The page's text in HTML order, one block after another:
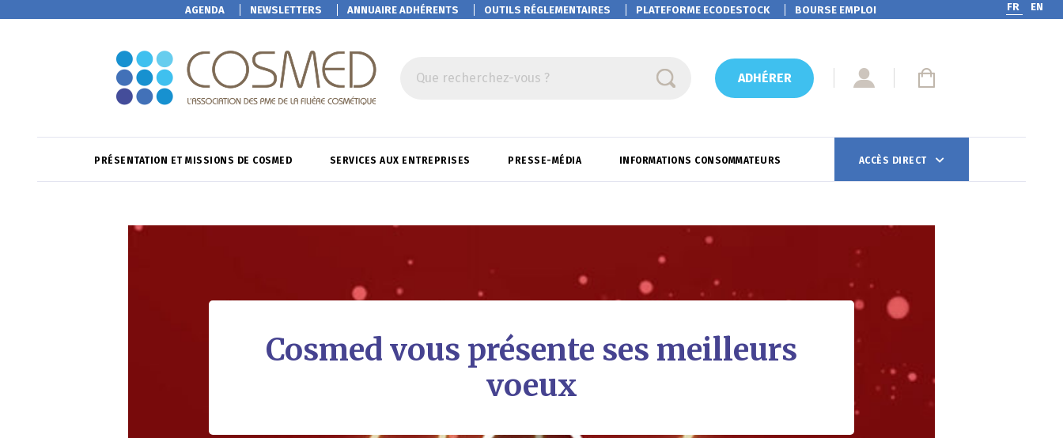
AGENDA NEWSLETTERS ANNUAIRE ADHÉRENTS OUTILS RÉGLEMENTAIRES PLATEFORMEECODESTOCK BOURSE EMPLOI FR EN
Que recherchez-vous ? ADHÉRER
PRÉSENTATION ET MISSIONS DE COSMED SERVICES AUX ENTREPRISES PRESSE-MÉDIA INFORMATIONS CONSOMMATEURS ACCÈS DIRECT
Cosmed vous présente ses meilleurs
voeux